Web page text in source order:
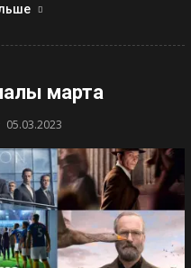
марта
05.03.2023